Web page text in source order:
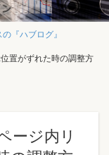
『ハブログ』
置がずれた時の調整方
ージ内リ